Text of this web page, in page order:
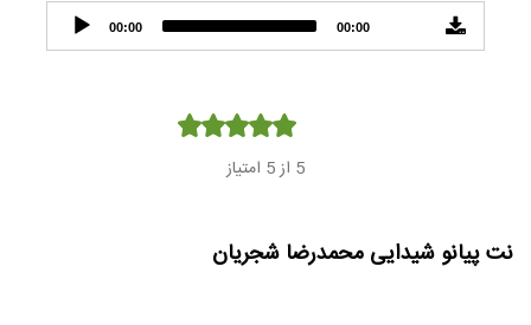
Audio
Player
00:00 00:00
5 از 5 امتیاز
نت پیانو شیدایی محمدرضا شجریان